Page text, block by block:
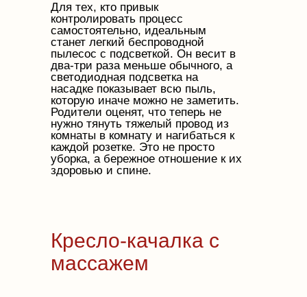
Для тех, кто привык
контролировать процесс
самостоятельно, идеальным
станет легкий беспроводной
пылесос с подсветкой. Он весит в
два-три раза меньше обычного, а
светодиодная подсветка на
насадке показывает всю пыль,
которую иначе можно не заметить.
Родители оценят, что теперь не
нужно тянуть тяжелый провод из
комнаты в комнату и нагибаться к
каждой розетке. Это не просто
уборка, а бережное отношение к их
здоровью и спине.
Кресло-качалка с
массажем